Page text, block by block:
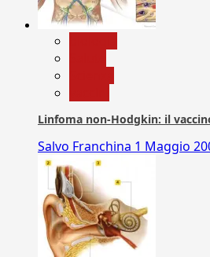
Linfoma non-Hodgkin: il
Salvo Franchina 1 Maggio